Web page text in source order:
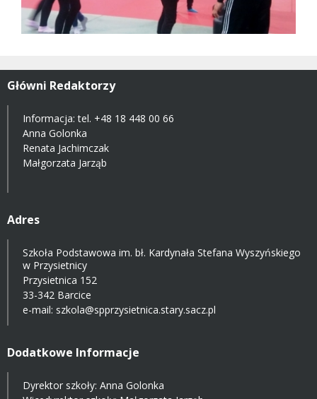
Główni Redaktorzy
Informacja: tel. +48 18 448 00 66
Anna Golonka
Renata Jachimczak
Małgorzata Jarząb
Adres
Szkoła Podstawowa im. bł. Kardynała Stefana Wyszyńskiego
w Przysietnicy
Przysietnica 152
33-342 Barcice
e-mail: szkola@spprzysietnica.stary.sacz.pl
Dodatkowe Informacje
Dyrektor szkoły: Anna Golonka